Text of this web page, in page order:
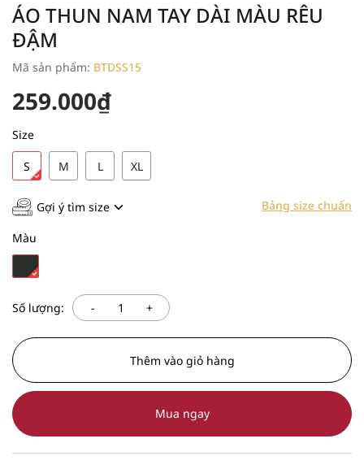
ÁO THUN NAM TAY DÀI MÀU RÊU
ĐẬM
Mã sản phẩm: BTDSS15
259.000₫
Size
S M L XL
Gợi ý tìm size Bảng size chuẩn
Màu
Số lượng: - +
Thêm vào giỏ hàng
Mua ngay